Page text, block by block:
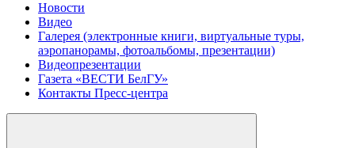
Новости
Видео
Галерея (электронные книги, виртуальные туры,
аэропанорамы, фотоальбомы, презентации)
Видеопрезентации
Газета «ВЕСТИ БелГУ»
Контакты Пресс-центра